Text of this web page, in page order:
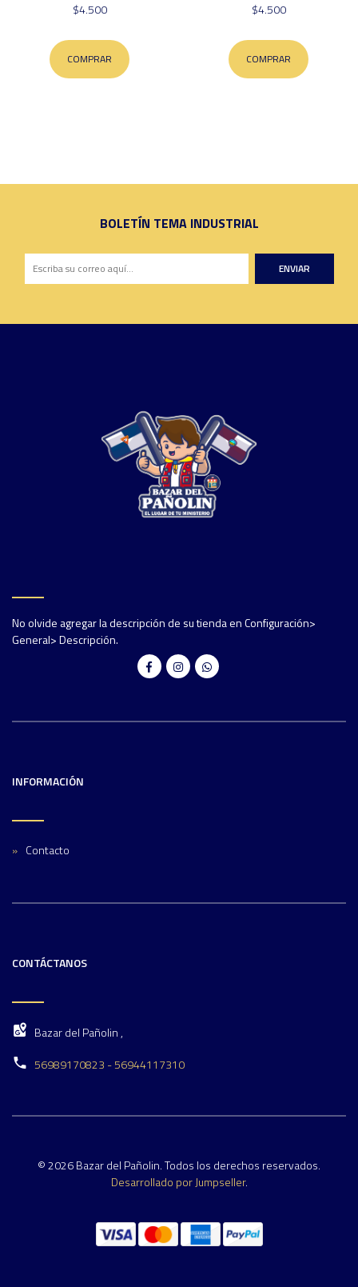
$4.500
COMPRAR
$4.500
COMPRAR
BOLETÍN TEMA INDUSTRIAL
ENVIAR
No olvide agregar la descripción de su tienda en Configuración>
General> Descripción.
INFORMACIÓN
Contacto
CONTÁCTANOS
Bazar del Pañolin ,
56989170823 - 56944117310
© 2026 Bazar del Pañolin. Todos los derechos reservados.
Desarrollado por Jumpseller.